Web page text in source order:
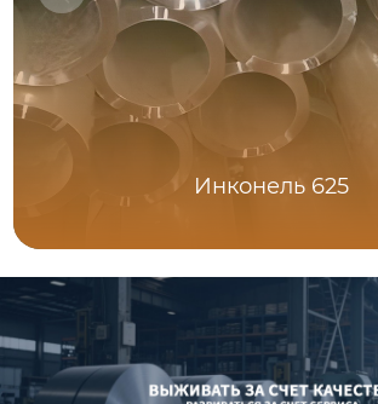
Инконель 625